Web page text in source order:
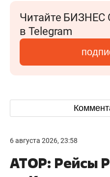
Читайте БИЗНЕС
в Telegram
6 августа 2026, 23:58
АТОР: Рейсы